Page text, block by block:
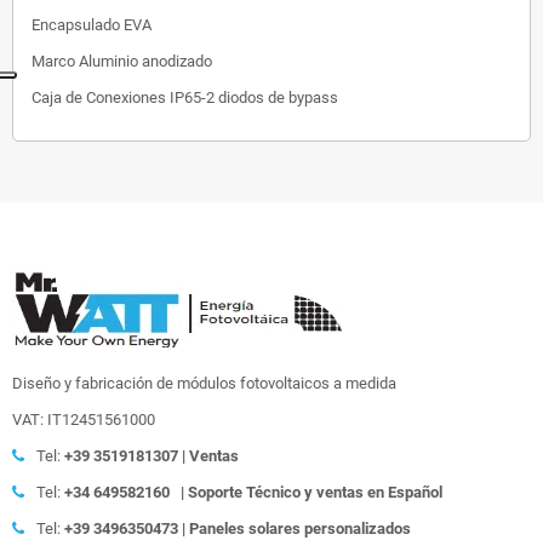
Encapsulado EVA
Marco Aluminio anodizado
Caja de Conexiones IP65-2 diodos de bypass
Diseño y fabricación de módulos fotovoltaicos a medida
VAT: IT12451561000
Tel: +39 3519181307 | Ventas
Tel: +34 649582160 | Soporte Técnico y ventas en Español
Tel: +39 3496350473 | Paneles solares personalizados